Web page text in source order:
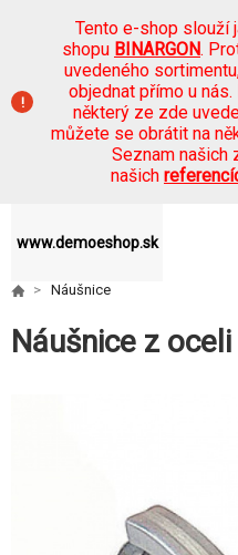
Tento e-shop slouží
shopu BINARGON.
uvedeného
objednat přímo u
některý ze zde
můžete se obrátit na
Seznam našich
našich
www.demoeshop.sk
Náušnice
Náušnice z